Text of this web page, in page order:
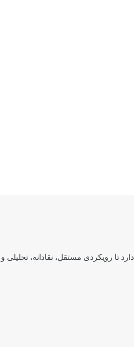
رویکردی مستقل، نقادانه، تحلیلی و